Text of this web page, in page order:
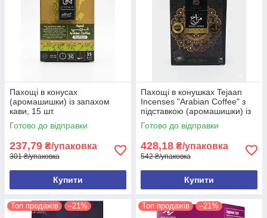
Пахощі в конусах
(аромашишки) із запахом
кави, 15 шт.
Готово до відправки
237,79 ₴/упаковка
301 ₴/упаковка
Купити
Пахощі в конушках Tejaan
Incenses "Arabian Coffee" з
підставкою (аромашишки) із
запахом кави, 10 шт.
Готово до відправки
428,18 ₴/упаковка
542 ₴/упаковка
Купити
Топ продажів –21% Топ продажів –21%